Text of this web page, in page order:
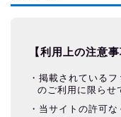
【利用上の注意事
掲載されている
のご利用に限らせ
当サイトの許可